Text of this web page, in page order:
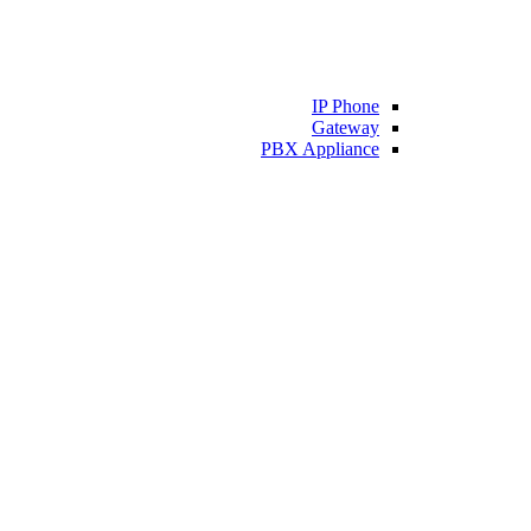
IP Phone
Gateway
PBX Appliance